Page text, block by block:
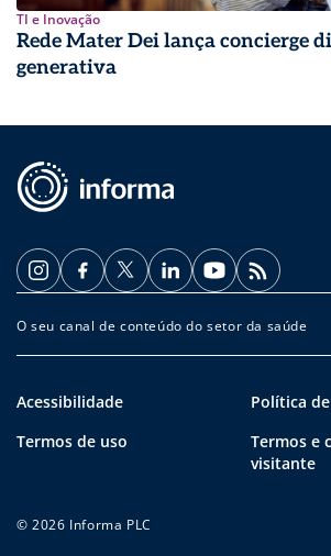
TI e Inovação
Rede Mater Dei lança concierge
generativa
O seu canal de conteúdo do setor da saúde
Acessibilidade
Política
Termos de uso
Termos e
visitante
© 2026 Informa PLC